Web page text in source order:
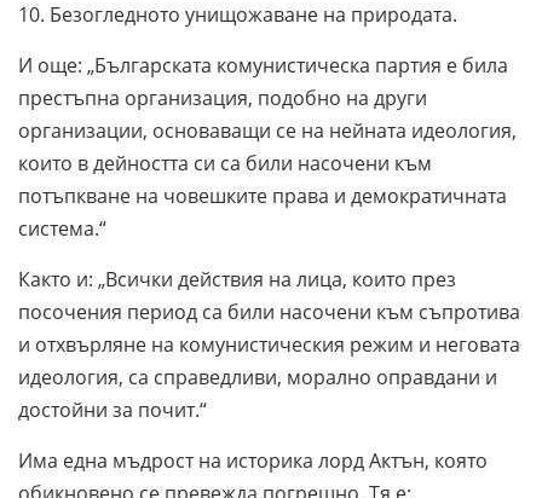
10. Безогледното унищожаване на природата.
И още: „Българската комунистическа партия е била
престъпна организация, подобно на други
организации, основаващи се на нейната идеология,
които в дейността си са били насочени към
потъпкване на човешките права и демократичната
система.“
Както и: „Всички действия на лица, които през
посочения период са били насочени към съпротива
и отхвърляне на комунистическия режим и неговата
идеология, са справедливи, морално оправдани и
достойни за почит.“
Има една мъдрост на историка лорд Актън, която